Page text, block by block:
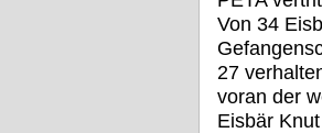
Von 34
27
voran der
Eisbär